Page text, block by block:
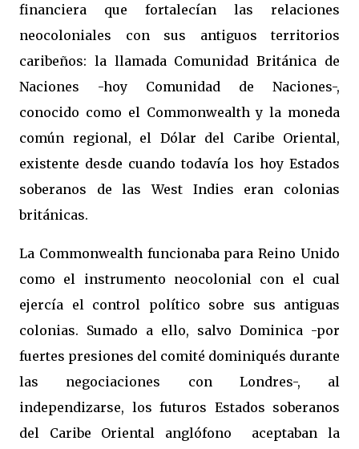
financiera que fortalecían las relaciones
neocoloniales con sus antiguos territorios
caribeños: la llamada Comunidad Británica de
Naciones -hoy Comunidad de Naciones-,
conocido como el Commonwealth y la moneda
común regional, el Dólar del Caribe Oriental,
existente desde cuando todavía los hoy Estados
soberanos de las West Indies eran colonias
británicas.
La Commonwealth funcionaba para Reino Unido
como el instrumento neocolonial con el cual
ejercía el control político sobre sus antiguas
colonias. Sumado a ello, salvo Dominica -por
fuertes presiones del comité dominiqués durante
las negociaciones con Londres-, al
independizarse, los futuros Estados soberanos
del Caribe Oriental anglófono aceptaban la